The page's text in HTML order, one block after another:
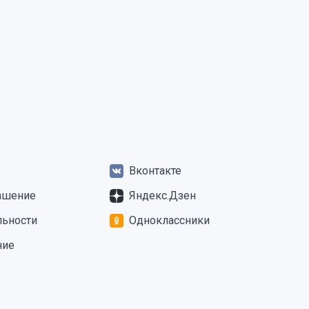
Вконтакте
Яндекс.Дзен
Одноклассники